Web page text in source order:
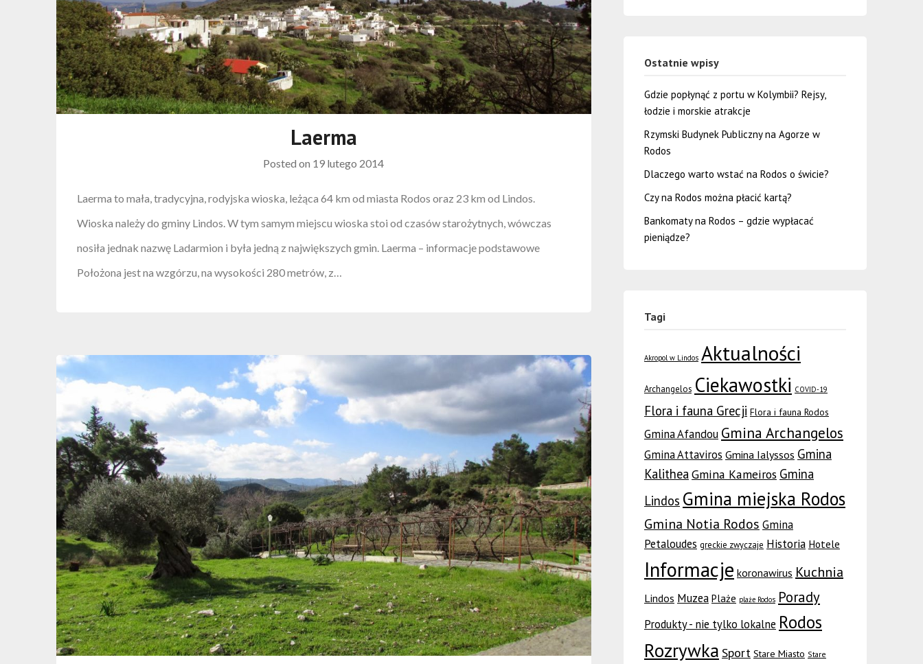
Laerma
Posted on 19 lutego 2014
Laerma to mała, tradycyjna, rodyjska wioska, leżąca 64 km od miasta Rodos oraz 23 km od Lindos.
Wioska należy do gminy Lindos. W tym samym miejscu wioska stoi od czasów starożytnych, wówczas
nosiła jednak nazwę Ladarmion i była jedną z największych gmin. Laerma – informacje podstawowe
Położona jest na wzgórzu, na wysokości 280 metrów, z…
Ostatnie wpisy
Gdzie popłynąć z portu w Kolymbii? Rejsy,
łodzie i morskie atrakcje
Rzymski Budynek Publiczny na Agorze w
Rodos
Dlaczego warto wstać na Rodos o świcie?
Czy na Rodos można płacić kartą?
Bankomaty na Rodos – gdzie wypłacać
pieniądze?
Tagi
Akropol w Lindos Aktualności
Archangelos Ciekawostki COVID-19
Flora i fauna Grecji Flora i fauna Rodos
Gmina Afandou Gmina Archangelos
Gmina Attaviros Gmina Ialyssos Gmina
KalitheaGmina Kameiros Gmina
Lindos Gmina miejska Rodos
Gmina Notia Rodos Gmina
Petaloudes greckie zwyczaje Historia Hotele
Informacje koronawirus Kuchnia
Lindos Muzea Plaże plaże Rodos Porady
Produkty - nie tylko lokalne Rodos
Rozrywka Sport Stare Miasto Stare